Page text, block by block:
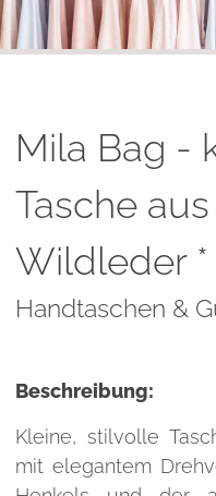
Mila Bag -
Tasche
Wildleder
Handtaschen &
Beschreibung:
Kleine, stilvolle
mit elegantem